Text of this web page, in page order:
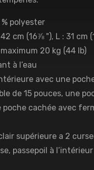
polyester
cm (16⅞ "), L : 31 cm
20 kg (44 lb)
à l’eau
avec une
de 15 pouces, une
poche cachée avec
supérieure a 2
passepoil à